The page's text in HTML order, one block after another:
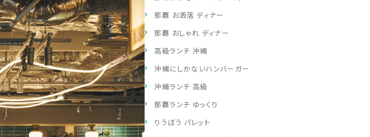
那覇 お洒落 ディナー
那覇 おしゃれ ディナー
高級ランチ 沖縄
沖縄にしかないハンバーガー
沖縄ランチ 高級
那覇ランチ ゆっくり
りうぼう パレット